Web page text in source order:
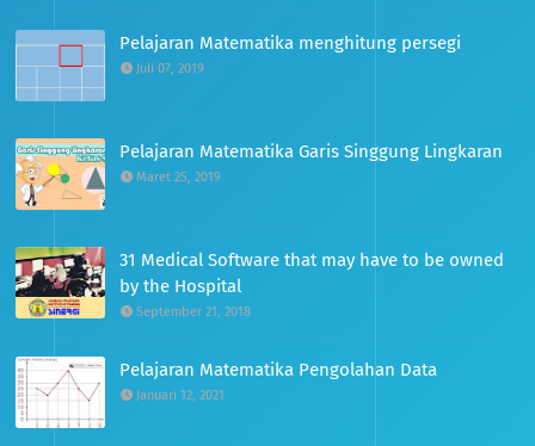
Pelajaran Matematika menghitung persegi
Juli 07, 2019
Pelajaran Matematika Garis Singgung Lingkaran
Maret 25, 2019
31 Medical Software that may have to be owned
by the Hospital
September 21, 2018
Pelajaran Matematika Pengolahan Data
Januari 12, 2021